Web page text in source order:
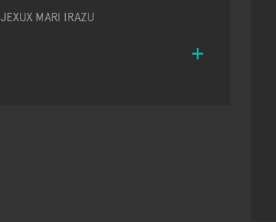
JEXUX MARI IRAZU